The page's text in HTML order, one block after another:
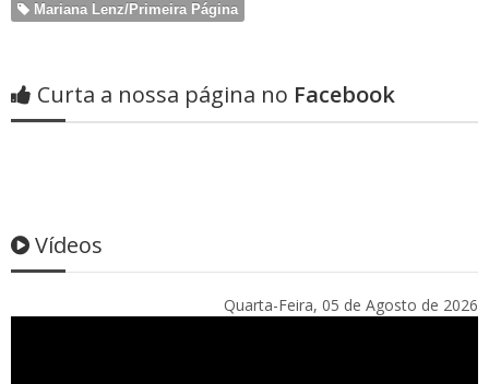
Mariana Lenz/Primeira Página
Curta a nossa página no Facebook
Vídeos
Quarta-Feira, 05 de Agosto de 2026